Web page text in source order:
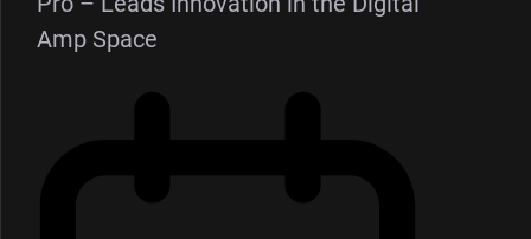
Amp Space